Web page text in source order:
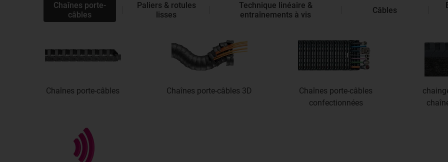
Chaînes porte-
câbles
Paliers & rotules
lisses
Technique linéaire &
entraînements à vis
Câbles
Chaînes porte-câbles Chaînes porte-câbles 3D
Chaînes porte-câbles
confectionnées